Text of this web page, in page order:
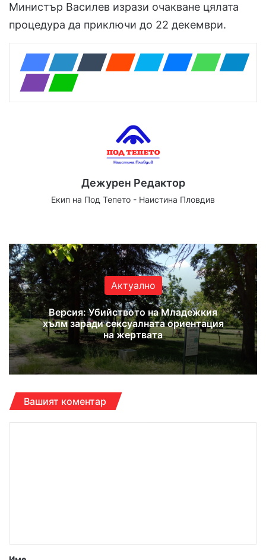
Министър Василев изрази очакване цялата
процедура да приключи до 22 декември.
Дежурен Редактор
Екип на Под Тепето - Наистина Пловдив
Актуално
Версия: Убийството на Младежкия
хълм заради сексуалната ориентация
на жертвата
Вашият коментар
р